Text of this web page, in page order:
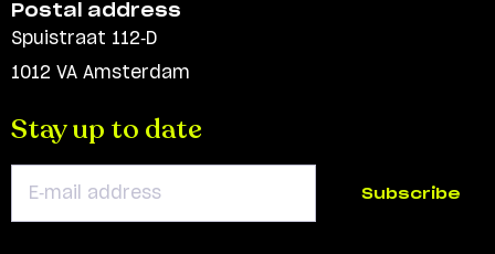
Postal address
Spuistraat 112-D
1012 VA Amsterdam
Stay up to date